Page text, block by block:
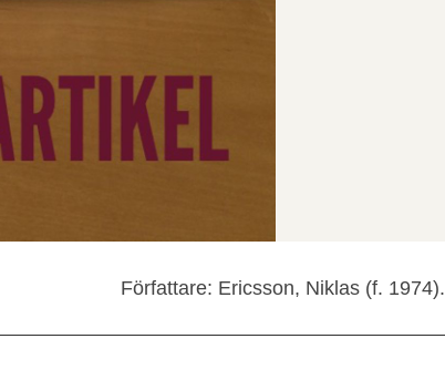
Författare: Ericsson, Niklas (f. 1974).